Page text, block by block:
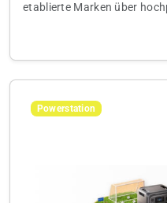
etablierte Marken über
Powerstation